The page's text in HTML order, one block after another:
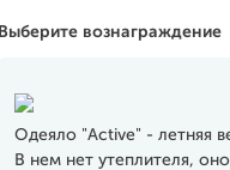
Выберите вознаграждение
Одеяло "Active" - летняя
В нем нет утеплителя,